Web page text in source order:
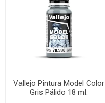
Vallejo Pintura Model Color
Gris Pálido 18 ml.